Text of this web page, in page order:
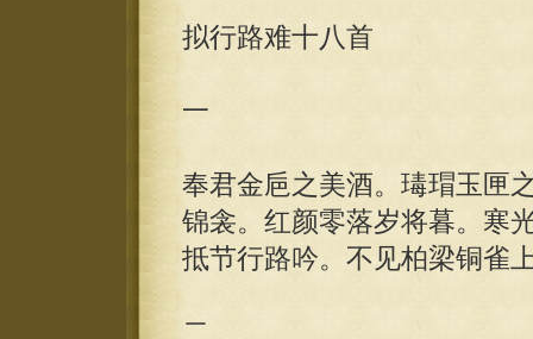
拟行路难十八首
一
奉君金巵之美酒。瑇瑁玉匣
锦衾。红颜零落岁将暮。寒
抵节行路吟。不见柏梁铜雀
二